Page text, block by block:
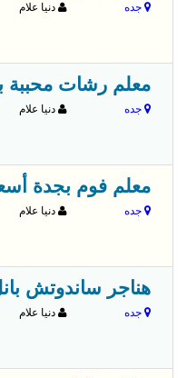
جده دنيا علام
معلم رشات محببة بجدة
جده دنيا علام
معلم فوم بجدة أسعار
جده دنيا علام
هناجر ساندوتش بانل في جده
جده دنيا علام